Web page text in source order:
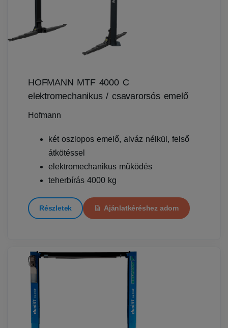
HOFMANN MTF 4000 C
elektromechanikus / csavarorsós emelő
Hofmann
két oszlopos emelő, alváz nélkül, felső
átkötéssel
elektromechanikus működés
teherbírás 4000 kg
Részletek Ajánlatkéréshez adom